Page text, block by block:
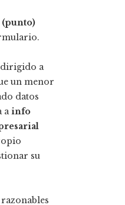
dirigido a
un menor
datos
ainfo
su